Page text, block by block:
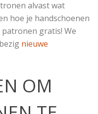
alvast wat
hoe je handschoenen
gratis! We
nieuwe
OM